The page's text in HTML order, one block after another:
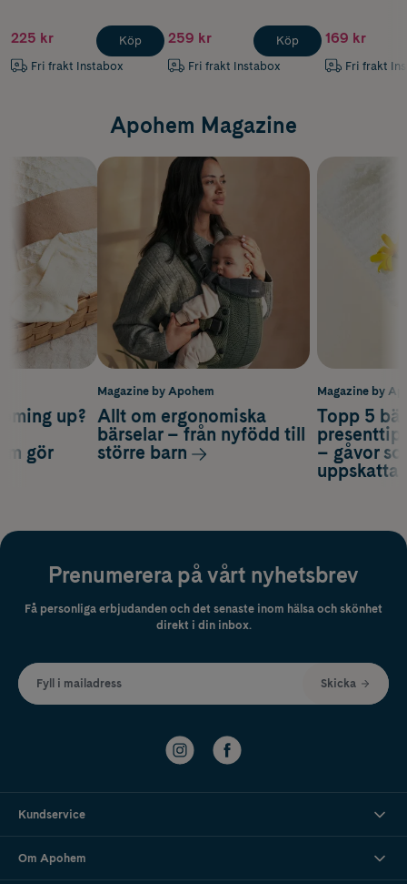
225 kr
Fri frakt Instabox
Köp 259 kr
Fri frakt Instabox
Köp 169 kr
Fri frakt
Apohem Magazine
Magazine by
Topp 5
– gåvor
up?
gör
Magazine by Apohem
Allt om ergonomiska
bärselar – från nyfödd till
större barn
Prenumerera på vårt nyhetsbrev
Få personliga erbjudanden och det senaste inom hälsa och skönhet
direkt i din inbox.
Fyll i mailadress Skicka
Kundservice
Om Apohem